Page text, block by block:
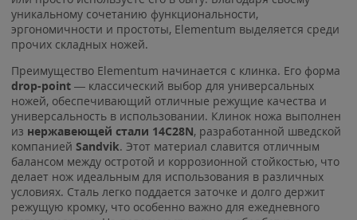
уникальному сочетанию функциональности,
эргономичности и простоты, Elementum выделяется среди
прочих складных ножей.
Преимущество Elementum начинается с клинка. Его форма
drop-point — классический выбор для универсальных
ножей, обеспечивающий отличные режущие качества и
универсальность в использовании. Клинок ножа выполнен
из нержавеющей стали 14C28N, разработанной шведской
компанией Sandvik. Этот материал славится отличным
балансом между остротой и коррозионной стойкостью, что
делает нож идеальным для использования в различных
условиях. Сталь легко поддается заточке и долго держит
режущую кромку, что особенно важно для ежедневного